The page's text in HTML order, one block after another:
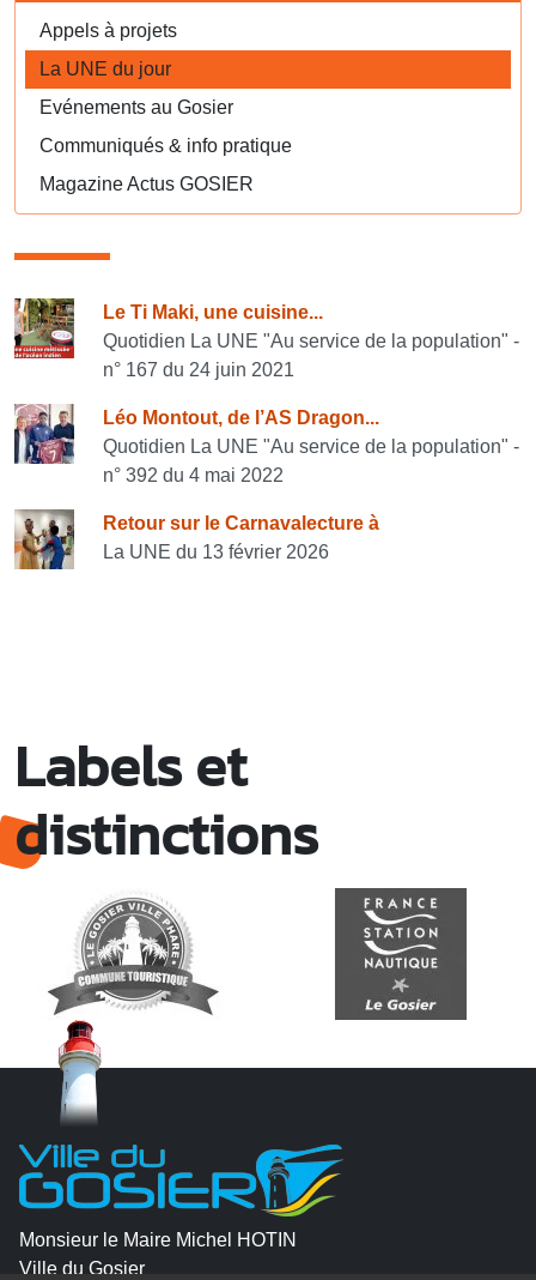
Appels à projets
La UNE du jour
Evénements au Gosier
Communiqués & info pratique
Magazine Actus GOSIER
Consulter également
Le Ti Maki, une cuisine...
Quotidien La UNE "Au service de la population" -
n° 167 du 24 juin 2021
Léo Montout, de l’AS Dragon...
Quotidien La UNE "Au service de la population" -
n° 392 du 4 mai 2022
Retour sur le Carnavalecture à
La UNE du 13 février 2026
Labels et
distinctions
Monsieur le Maire Michel HOTIN
Ville du Gosier